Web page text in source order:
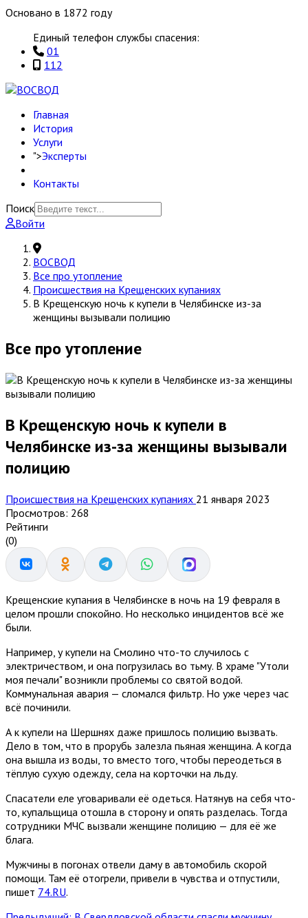
Основано в 1872 году
Единый телефон службы спасения:
01
112
Главная
История
Услуги
">Эксперты
Контакты
Поиск
Войти
ВОСВОД
Все про утопление
Происшествия на Крещенских купаниях
В Крещенскую ночь к купели в Челябинске из-за
женщины вызывали полицию
Все про утопление
В Крещенскую ночь к купели в
Челябинске из-за женщины вызывали
полицию
Происшествия на Крещенских купаниях 21 января 2023
Просмотров: 268
Рейтинги
(0)
Крещенские купания в Челябинске в ночь на 19 февраля в
целом прошли спокойно. Но несколько инцидентов всё же
были.
Например, у купели на Смолино что-то случилось с
электричеством, и она погрузилась во тьму. В храме "Утоли
моя печали" возникли проблемы со святой водой.
Коммунальная авария — сломался фильтр. Но уже через час
всё починили.
А к купели на Шершнях даже пришлось полицию вызвать.
Дело в том, что в прорубь залезла пьяная женщина. А когда
она вышла из воды, то вместо того, чтобы переодеться в
тёплую сухую одежду, села на корточки на льду.
Спасатели еле уговаривали её одеться. Натянув на себя что-
то, купальщица отошла в сторону и опять разделась. Тогда
сотрудники МЧС вызвали женщине полицию — для её же
блага.
Мужчины в погонах отвели даму в автомобиль скорой
помощи. Там её отогрели, привели в чувства и отпустили,
пишет 74.RU.